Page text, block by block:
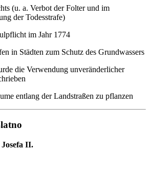
(u. a. Verbot der Folter und im
der Todesstrafe)
im Jahr 1774
in Städten zum Schutz des Grundwassers
die Verwendung unveränderlicher
entlang der Landstraßen zu pflanzen
Josefa II.